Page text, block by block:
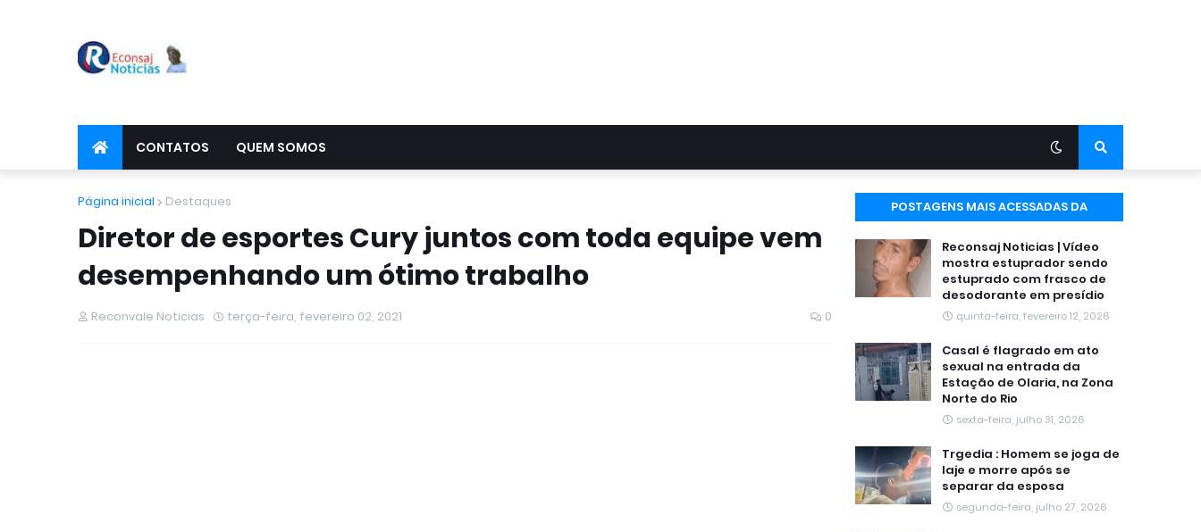
CONTATOS QUEM SOMOS
Página inicial Destaques
Diretor de esportes Cury juntos com toda equipe vem
desempenhando um ótimo trabalho
Reconvale Noticias terça-feira, fevereiro 02, 2021 0
POSTAGENS MAIS ACESSADAS DA
Reconsaj Noticias | Vídeo
mostra estuprador sendo
estuprado com frasco de
desodorante em presídio
quinta-feira, fevereiro 12, 2026
Casal é flagrado em ato
sexual na entrada da
Estação de Olaria, na Zona
Norte do Rio
sexta-feira, julho 31, 2026
Trgedia : Homem se joga de
laje e morre após se
separar da esposa
segunda-feira, julho 27, 2026